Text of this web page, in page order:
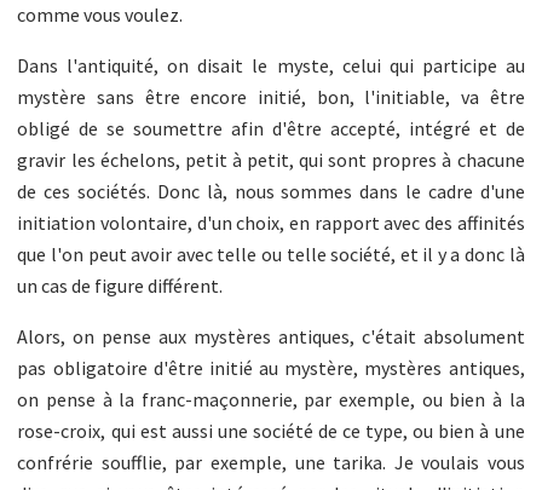
comme vous voulez.
Dans l'antiquité, on disait le myste, celui qui participe au
mystère sans être encore initié, bon, l'initiable, va être
obligé de se soumettre afin d'être accepté, intégré et de
gravir les échelons, petit à petit, qui sont propres à chacune
de ces sociétés. Donc là, nous sommes dans le cadre d'une
initiation volontaire, d'un choix, en rapport avec des affinités
que l'on peut avoir avec telle ou telle société, et il y a donc là
un cas de figure différent.
Alors, on pense aux mystères antiques, c'était absolument
pas obligatoire d'être initié au mystère, mystères antiques,
on pense à la franc-maçonnerie, par exemple, ou bien à la
rose-croix, qui est aussi une société de ce type, ou bien à une
confrérie soufflie, par exemple, une tarika. Je voulais vous